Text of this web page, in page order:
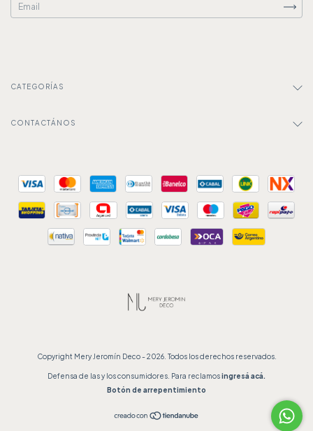
CATEGORÍAS
CONTACTÁNOS
Copyright Mery Jeromín Deco - 2026. Todos los derechos reservados.
Defensa de las y los consumidores. Para reclamosingresá acá.
Botón de arrepentimiento